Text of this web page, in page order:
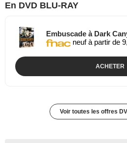
En DVD BLU-RAY
Embuscade à Dark
neuf à partir de
ACHETER
Voir toutes les offres